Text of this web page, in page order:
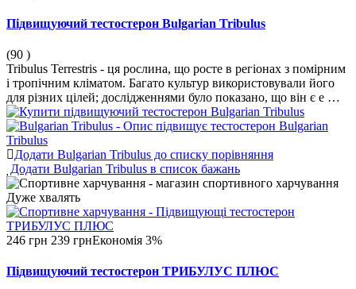
Підвищуючий тестостерон Bulgarian Tribulus
(90 )
Tribulus Terrestris - ця рослина, що росте в регіонах з помірним
і тропічним кліматом. Багато культур використовували його
для різних цілей; дослідженнями було показано, що він є е …
Додати Bulgarian Tribulus до списку порівняння
Додати Bulgarian Tribulus в список бажань
Дуже хвалять
246 грн 239 грнЕкономія 3%
Підвищуючий тестостерон ТРИБУЛУС ПЛЮС